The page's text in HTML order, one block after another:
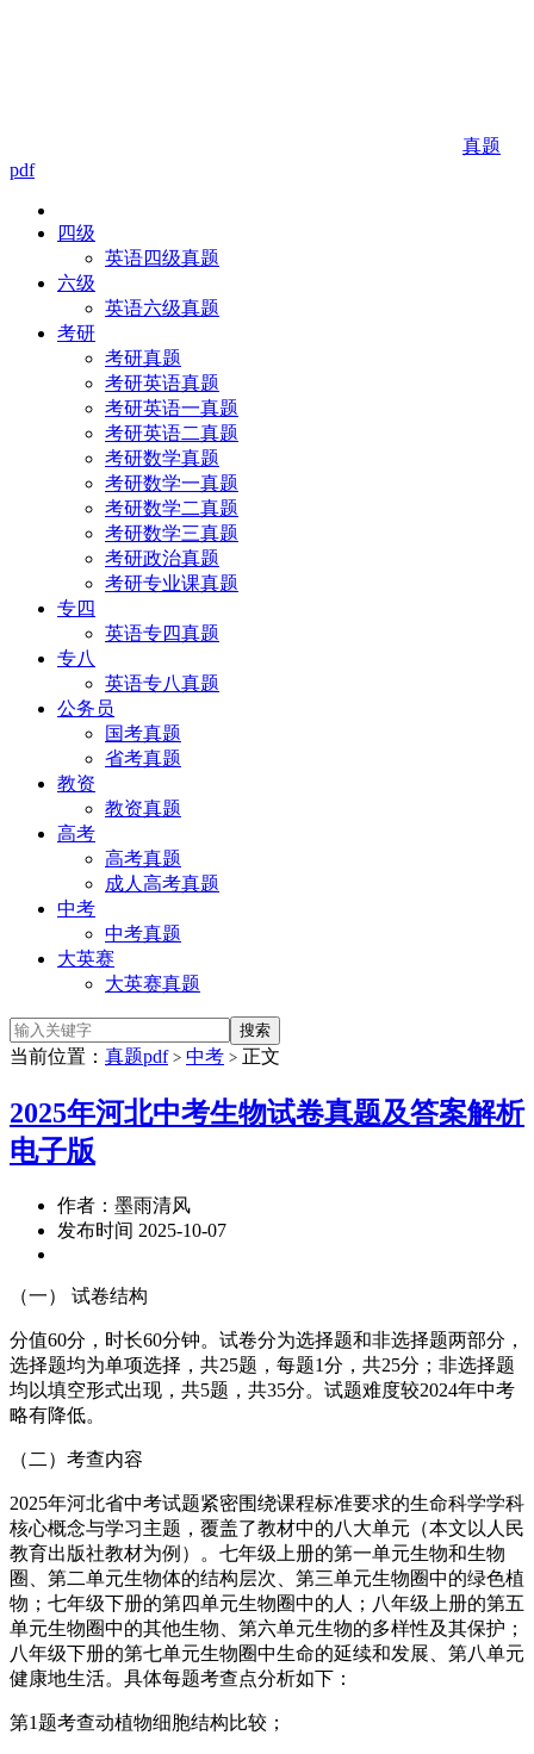
真题
pdf
四级
英语四级真题
六级
英语六级真题
考研
考研真题
考研英语真题
考研英语一真题
考研英语二真题
考研数学真题
考研数学一真题
考研数学二真题
考研数学三真题
考研政治真题
考研专业课真题
专四
英语专四真题
专八
英语专八真题
公务员
国考真题
省考真题
教资
教资真题
高考
高考真题
成人高考真题
中考
中考真题
大英赛
大英赛真题
当前位置： 真题pdf > 中考 > 正文
2025年河北中考生物试卷真题及答案解析
电子版
作者：墨雨清风
发布时间 2025-10-07
（一） 试卷结构
分值60分，时长60分钟。试卷分为选择题和非选择题两部分，
选择题均为单项选择，共25题，每题1分，共25分；非选择题
均以填空形式出现，共5题，共35分。试题难度较2024年中考
略有降低。
（二）考查内容
2025年河北省中考试题紧密围绕课程标准要求的生命科学学科
核心概念与学习主题，覆盖了教材中的八大单元（本文以人民
教育出版社教材为例）。七年级上册的第一单元生物和生物
圈、第二单元生物体的结构层次、第三单元生物圈中的绿色植
物；七年级下册的第四单元生物圈中的人；八年级上册的第五
单元生物圈中的其他生物、第六单元生物的多样性及其保护；
八年级下册的第七单元生物圈中生命的延续和发展、第八单元
健康地生活。具体每题考查点分析如下：
第1题考查动植物细胞结构比较；